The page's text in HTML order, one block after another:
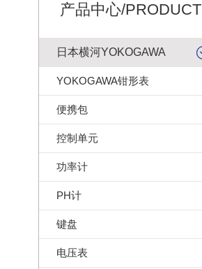
产品中心/PRODUCT
日本横河YOKOGAWA
YOKOGAWA钳形表
便携包
控制单元
功率计
PH计
键盘
电压表